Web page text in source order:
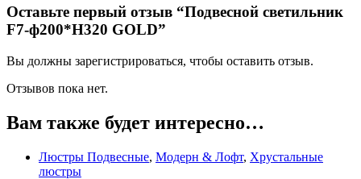
Оставьте первый отзыв “Подвесной светильник
F7-ф200*H320 GOLD”
Вы должны зарегистрироваться, чтобы оставить отзыв.
Отзывов пока нет.
Вам также будет интересно…
Люстры Подвесные, Модерн & Лофт, Хрустальные
люстры